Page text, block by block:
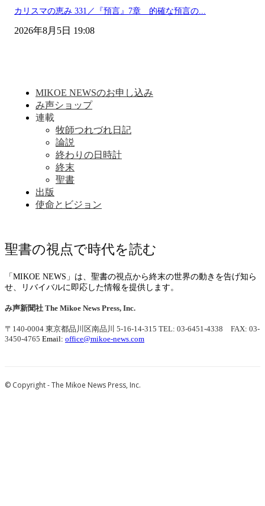
カリスマの恵み 331／『預言』7章 的確な預言の...
2026年8月5日 19:08
MIKOE NEWSのお申し込み
み声ショップ
連載
牧師つれづれ日記
論説
終わりの日時計
終末
聖書
出版
使命とビジョン
聖書の視点で時代を読む
「MIKOE NEWS」は、聖書の視点から終末の世界の動きを告げ知ら
せ、リバイバルに即応した情報を提供します。
み声新聞社 The Mikoe News Press, Inc.
〒140-0004 東京都品川区南品川 5-16-14-315 TEL: 03-6451-4338 FAX: 03-
3450-4765 Email: office@mikoe-news.com
© Copyright - The Mikoe News Press, Inc.